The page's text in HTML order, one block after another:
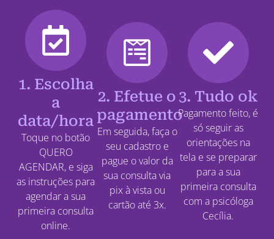
1. Escolha
a
data/hora
Toque no botão
QUERO
AGENDAR, e siga
as instruções para
agendar a sua
primeira consulta
online.
2. Efetue o
pagamento
Em seguida, faça o
seu cadastro e
pague o valor da
sua consulta via
pix à vista ou
cartão até 3x.
3. Tudo ok
Pagamento feito, é
só seguir as
orientações na
tela e se preparar
para a sua
primeira consulta
com a psicóloga
Cecília.